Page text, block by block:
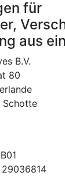
für
aus
B.V.
80
Schotte